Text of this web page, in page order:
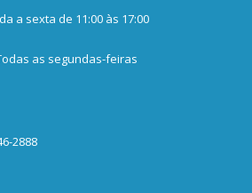
a sexta de 11:00 às 17:00
as segundas-feiras
2888